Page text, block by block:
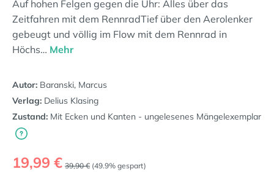
Auf hohen Felgen gegen die Uhr: Alles über das
Zeitfahren mit dem RennradTief über den Aerolenker
gebeugt und völlig im Flow mit dem Rennrad in
Höchs… Mehr
Autor: Baranski, Marcus
Verlag: Delius Klasing
Zustand: Mit Ecken und Kanten - ungelesenes Mängelexemplar
Verkaufspreis:
19,99 € Regulärer Preis:
39,90 € (49.9% gespart)